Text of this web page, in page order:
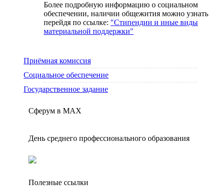
Более подробную информацию о социальном
обеспечении, наличии общежития можно узнать
перейдя по ссылке: "Стипендии и иные виды
материальной поддержки"
Приёмная комиссия
Социальное обеспечение
Государственное задание
Сферум в МАX
День среднего профессионального образования
Полезные ссылки